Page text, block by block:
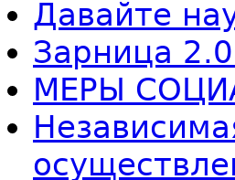
Давайте
Зарница
МЕРЫ